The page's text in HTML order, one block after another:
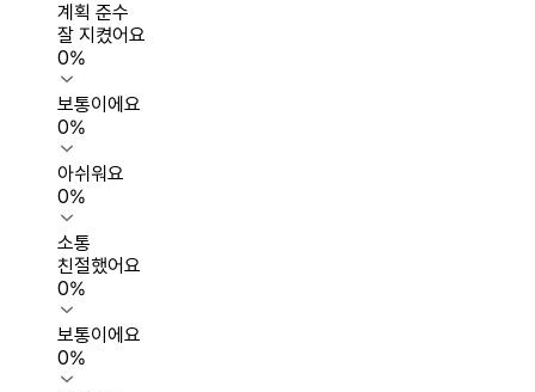
계획 준수
잘 지켰어요
0%
보통이에요
0%
아쉬워요
0%
소통
친절했어요
0%
보통이에요
0%